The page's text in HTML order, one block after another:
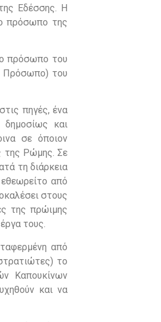
Εδέσσης. Η
πρόσωπο της
πρόσωπο του
Πρόσωπo) του
πηγές, ένα
και
σε όποιον
της Ρώμης. Σε
τη διάρκεια
από
στους
της πρώιμης
τους.
από
το
Καπουκίνων
και να